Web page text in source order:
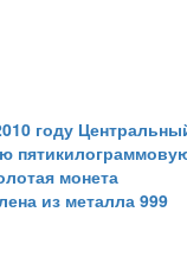
году
монета
из металла 999